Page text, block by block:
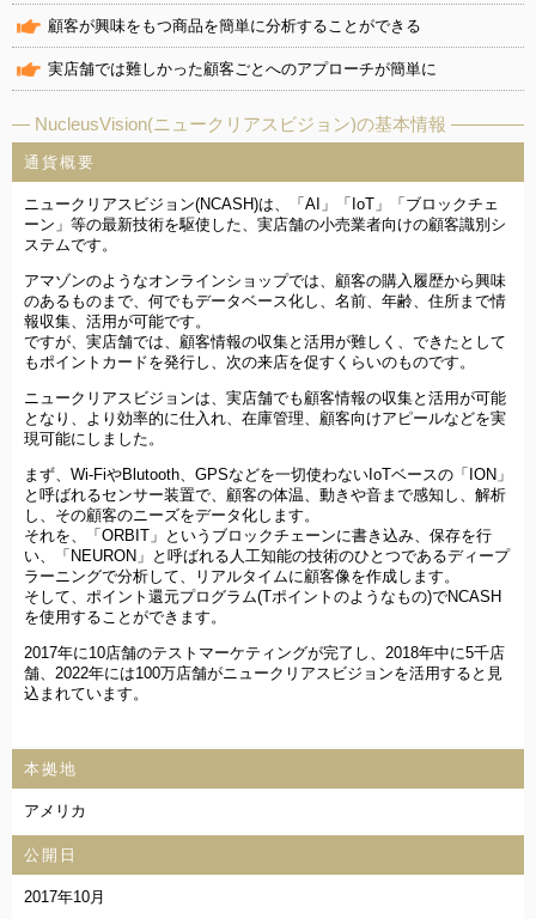
顧客が興味をもつ商品を簡単に分析することができる
実店舗では難しかった顧客ごとへのアプローチが簡単に
NucleusVision(ニュークリアスビジョン)の基本情報
通貨概要
ニュークリアスビジョン(NCASH)は、「AI」「IoT」「ブロックチェ
ーン」等の最新技術を駆使した、実店舗の小売業者向けの顧客識別シ
ステムです。
アマゾンのようなオンラインショップでは、顧客の購入履歴から興味
のあるものまで、何でもデータベース化し、名前、年齢、住所まで情
報収集、活用が可能です。
ですが、実店舗では、顧客情報の収集と活用が難しく、できたとして
もポイントカードを発行し、次の来店を促すくらいのものです。
ニュークリアスビジョンは、実店舗でも顧客情報の収集と活用が可能
となり、より効率的に仕入れ、在庫管理、顧客向けアピールなどを実
現可能にしました。
まず、Wi-FiやBlutooth、GPSなどを一切使わないIoTベースの「ION」
と呼ばれるセンサー装置で、顧客の体温、動きや音まで感知し、解析
し、その顧客のニーズをデータ化します。
それを、「ORBIT」というブロックチェーンに書き込み、保存を行
い、「NEURON」と呼ばれる人工知能の技術のひとつであるディープ
ラーニングで分析して、リアルタイムに顧客像を作成します。
そして、ポイント還元プログラム(Tポイントのようなもの)でNCASH
を使用することができます。
2017年に10店舗のテストマーケティングが完了し、2018年中に5千店
舗、2022年には100万店舗がニュークリアスビジョンを活用すると見
込まれています。
本拠地
アメリカ
公開日
2017年10月